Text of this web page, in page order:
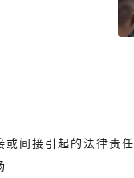
或间接引起的法律责任